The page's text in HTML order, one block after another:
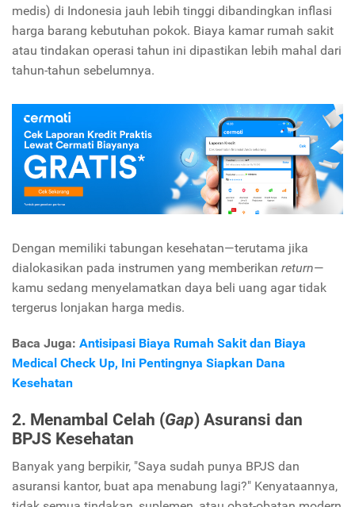
medis) di Indonesia jauh lebih tinggi dibandingkan inflasi
harga barang kebutuhan pokok. Biaya kamar rumah sakit
atau tindakan operasi tahun ini dipastikan lebih mahal dari
tahun-tahun sebelumnya.
Dengan memiliki tabungan kesehatan—terutama jika
dialokasikan pada instrumen yang memberikan return—
kamu sedang menyelamatkan daya beli uang agar tidak
tergerus lonjakan harga medis.
Baca Juga: Antisipasi Biaya Rumah Sakit dan Biaya
Medical Check Up, Ini Pentingnya Siapkan Dana
Kesehatan
2. Menambal Celah (Gap) Asuransi dan
BPJS Kesehatan
Banyak yang berpikir, "Saya sudah punya BPJS dan
asuransi kantor, buat apa menabung lagi?" Kenyataannya,